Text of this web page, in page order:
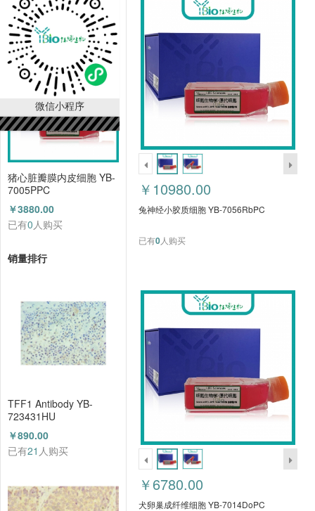
微信小程序
￥3880.00
已有0人购买
猪心脏瓣膜内皮细胞 YB-
7005PPC
￥3880.00
已有0人购买
销量排行
TFF1 Antibody YB-
723431HU
￥890.00
已有21 人购买
￥10980.00
兔神经小胶质细胞 YB-7056RbPC
已有0人购买
￥6780.00
犬卵巢成纤维细胞 YB-7014DoPC